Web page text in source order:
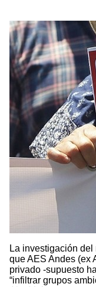
La investigación
que AES Andes (ex
privado -supuesto
“infiltrar grupos